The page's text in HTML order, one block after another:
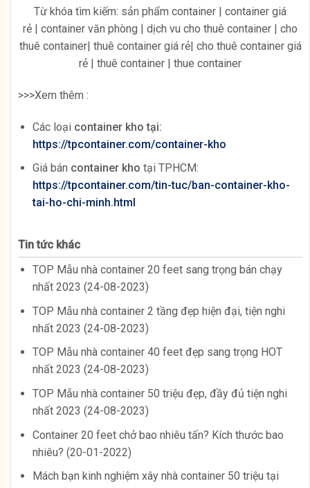
Từ khóa tìm kiếm: sản phẩm container | container giá
rẻ | container văn phòng | dịch vu cho thuê container | cho
thuê container| thuê container giá rẻ| cho thuê container giá
rẻ | thuê container | thue container
>>>Xem thêm :
Các loại container kho tại:
https://tpcontainer.com/container-kho
Giá bán container kho tại TPHCM:
https://tpcontainer.com/tin-tuc/ban-container-kho-
tai-ho-chi-minh.html
Tin tức khác
TOP Mẫu nhà container 20 feet sang trọng bán chạy
nhất 2023 (24-08-2023)
TOP Mẫu nhà container 2 tầng đẹp hiện đại, tiện nghi
nhất 2023 (24-08-2023)
TOP Mẫu nhà container 40 feet đẹp sang trọng HOT
nhất 2023 (24-08-2023)
TOP Mẫu nhà container 50 triệu đẹp, đầy đủ tiện nghi
nhất 2023 (24-08-2023)
Container 20 feet chở bao nhiêu tấn? Kích thước bao
nhiêu? (20-01-2022)
Mách bạn kinh nghiệm xây nhà container 50 triệu tại